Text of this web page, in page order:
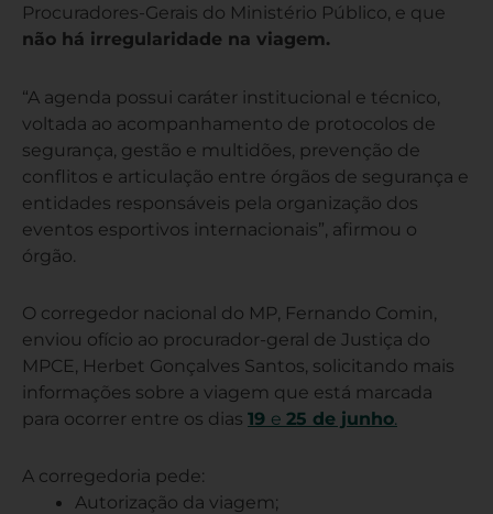
Procuradores-Gerais do Ministério Público, e que
não há irregularidade na viagem.
“A agenda possui caráter institucional e técnico,
voltada ao acompanhamento de protocolos de
segurança, gestão e multidões, prevenção de
conflitos e articulação entre órgãos de segurança e
entidades responsáveis pela organização dos
eventos esportivos internacionais”, afirmou o
órgão.
O corregedor nacional do MP, Fernando Comin,
enviou ofício ao procurador-geral de Justiça do
MPCE, Herbet Gonçalves Santos, solicitando mais
informações sobre a viagem que está marcada
para ocorrer entre os dias 19 e 25 de junho.
A corregedoria pede:
Autorização da viagem;